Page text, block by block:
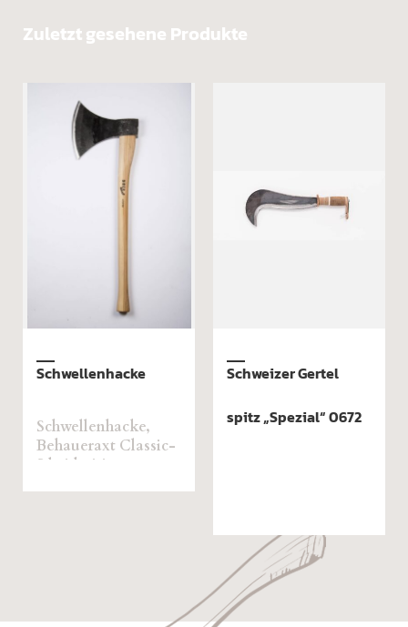
Zuletzt gesehene Produkte
Schwellenhacke
Schwellenhacke,
Behaueraxt Classic-
S beidseitig
Schweizer Gertel
spitz „Spezial“ 0672